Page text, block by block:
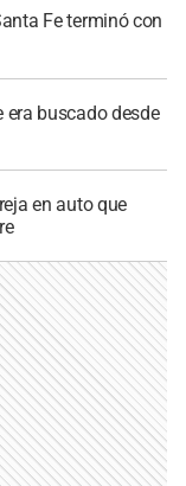
Fe terminó con
buscado desde
en auto que